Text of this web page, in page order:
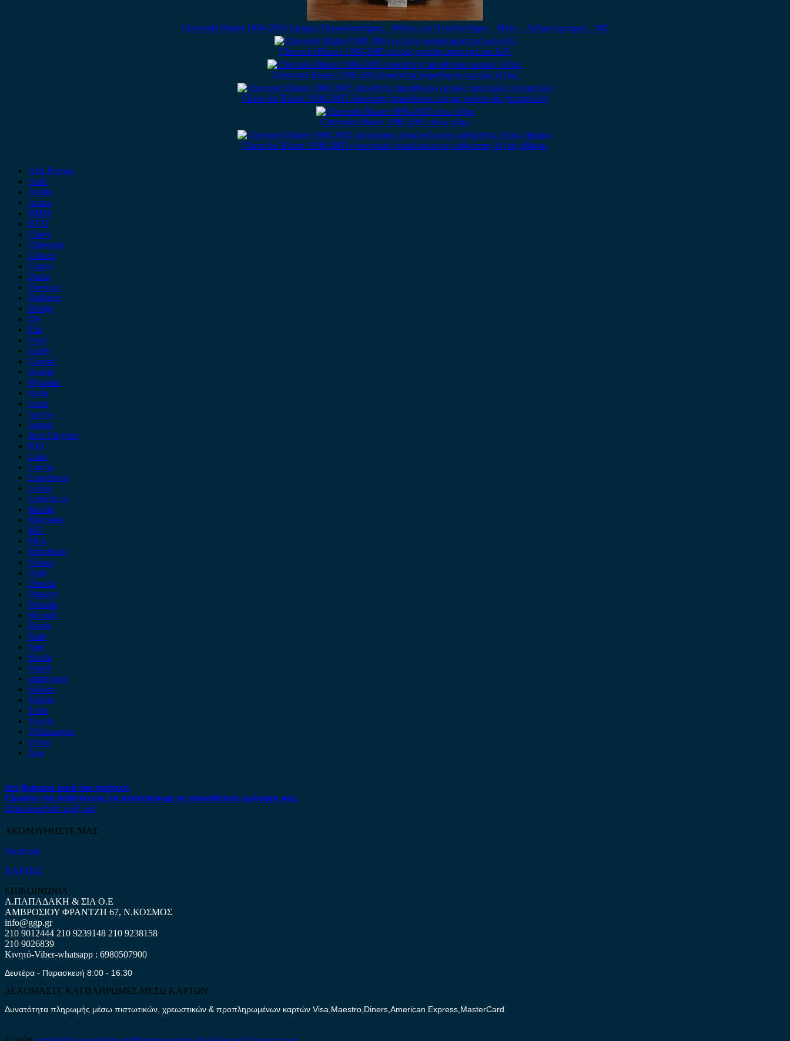
Chevrolet Blazer 1998-2005 Εμπρός Προφυλακτήρας – Θέσεις για Πιτσιλιστήρια – Μπλε – Άβαφο (μαύρο) – ΜΣ
Chevrolet Blazer 1998-2005 εμπρός φανάρι αριστερό και δεξί
Chevrolet Blazer 1998-2005 διακόπτης παραθύρου εμπρός δεξιός
Chevrolet Blazer 1998-2005 διακόπτης παραθύρου εμπρός αριστερός (τετραπλός)
Chevrolet Blazer 1998-2005 πίσω τζάμι
Chevrolet Blazer 1998-2005 ηλεκτρικός ανακλινόμενος καθρέπτης δεξιός άβαφος
Alfa Romeo
Audi
Austin
Acura
BMW
BYD
Chery
Chevrolet
Citroen
Cupra
Dacia
Daewoo
Daihatsu
Dodge
DS
Fiat
Ford
Geely
Gonow
Honda
Hyundai
Isuzu
iveco
Jaecoo
Jaguar
Jeep Chrysler
KIA
Lada
Lancia
Leapmotor
Lexus
Lynk & co
Mazda
Mercedes
MG
Mini
Mitsubishi
Nissan
Opel
Omoda
Peugeot
Porsche
Renault
Rover
Saab
Seat
Skoda
Smart
ssangyong
Subaru
Suzuki
Tesla
Toyota
Volkswagen
Volvo
Xev
Δεν βρήκατε αυτό που ψάχνετε;
Είμαστε στη διάθεση σας να απαντήσουμε σε οποιαδήποτε ερώτηση σας.
Επικοινωνήστε μαζί μας
ΑΚΟΛΟΥΘΗΣΤΕ ΜΑΣ
Facebook
ΧΑΡΤΗΣ
ΕΠΙΚΟΙΝΩΝΙΑ
Α.ΠΑΠΑΔΑΚΗ & ΣΙΑ Ο.Ε
ΑΜΒΡΟΣΙΟΥ ΦΡΑΝΤΖΗ 67, Ν.ΚΟΣΜΟΣ
info@ggp.gr
210 9012444 210 9239148 210 9238158
210 9026839
Κινητό-Viber-whatsapp : 6980507900
Δευτέρα - Παρασκευή 8:00 - 16:30
ΔΕΧΟΜΑΣΤΕ ΚΑΙ ΠΛΗΡΩΜΕΣ ΜΕΣΩ ΚΑΡΤΩΝ
Δυνατότητα πληρωμής μέσω πιστωτικών, χρεωστικών & προπληρωμένων καρτών Visa,Maestro,Diners,American Express,MasterCard.